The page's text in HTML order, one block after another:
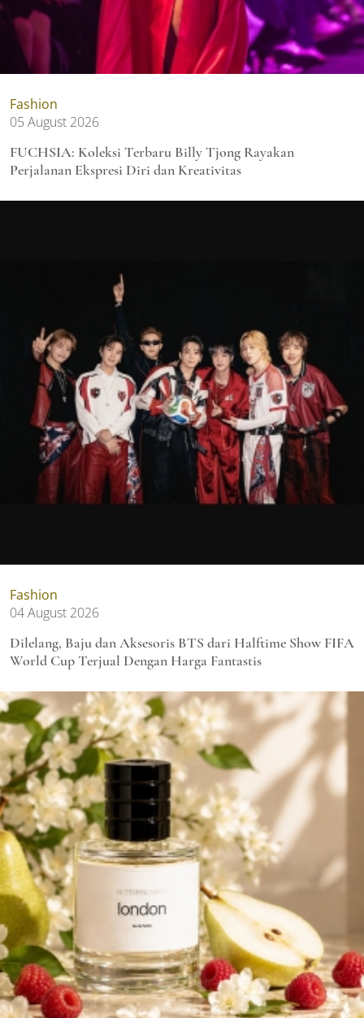
Fashion
05 August 2026
FUCHSIA: Koleksi Terbaru Billy Tjong Rayakan
Perjalanan Ekspresi Diri dan Kreativitas
Fashion
04 August 2026
Dilelang, Baju dan Aksesoris BTS dari Halftime Show FIFA
World Cup Terjual Dengan Harga Fantastis